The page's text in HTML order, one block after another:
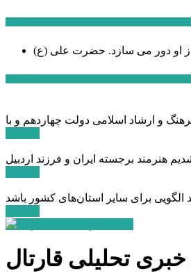
او دور می سازد.
خبری تحلیلی قارتال